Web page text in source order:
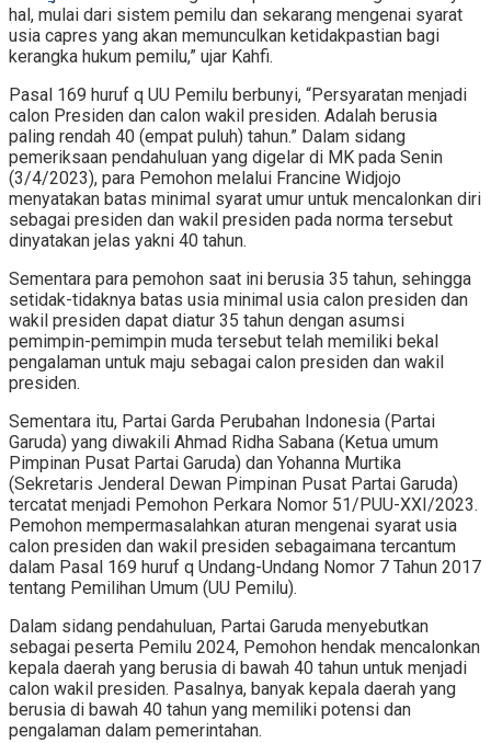
hal, mulai dari sistem pemilu dan sekarang mengenai syarat
usia capres yang akan memunculkan ketidakpastian bagi
kerangka hukum pemilu,” ujar Kahfi.
Pasal 169 huruf q UU Pemilu berbunyi, “Persyaratan menjadi
calon Presiden dan calon wakil presiden. Adalah berusia
paling rendah 40 (empat puluh) tahun.” Dalam sidang
pemeriksaan pendahuluan yang digelar di MK pada Senin
(3/4/2023), para Pemohon melalui Francine Widjojo
menyatakan batas minimal syarat umur untuk mencalonkan diri
sebagai presiden dan wakil presiden pada norma tersebut
dinyatakan jelas yakni 40 tahun.
Sementara para pemohon saat ini berusia 35 tahun, sehingga
setidak-tidaknya batas usia minimal usia calon presiden dan
wakil presiden dapat diatur 35 tahun dengan asumsi
pemimpin-pemimpin muda tersebut telah memiliki bekal
pengalaman untuk maju sebagai calon presiden dan wakil
presiden.
Sementara itu, Partai Garda Perubahan Indonesia (Partai
Garuda) yang diwakili Ahmad Ridha Sabana (Ketua umum
Pimpinan Pusat Partai Garuda) dan Yohanna Murtika
(Sekretaris Jenderal Dewan Pimpinan Pusat Partai Garuda)
tercatat menjadi Pemohon Perkara Nomor 51/PUU-XXI/2023.
Pemohon mempermasalahkan aturan mengenai syarat usia
calon presiden dan wakil presiden sebagaimana tercantum
dalam Pasal 169 huruf q Undang-Undang Nomor 7 Tahun 2017
tentang Pemilihan Umum (UU Pemilu).
Dalam sidang pendahuluan, Partai Garuda menyebutkan
sebagai peserta Pemilu 2024, Pemohon hendak mencalonkan
kepala daerah yang berusia di bawah 40 tahun untuk menjadi
calon wakil presiden. Pasalnya, banyak kepala daerah yang
berusia di bawah 40 tahun yang memiliki potensi dan
pengalaman dalam pemerintahan.